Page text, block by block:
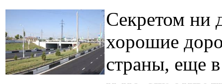
Секретом ни
хорошие
страны, еще